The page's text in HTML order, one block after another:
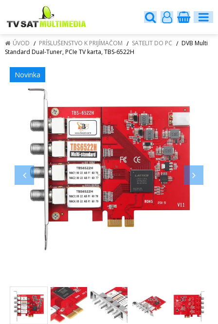
ÚVOD PRÍSLUŠENSTVO K PRIJÍMAČOM SATELIT DO PC
DVB Multi
Standard Dual-Tuner, PCIe TV karta, TBS-6522H
Novinka